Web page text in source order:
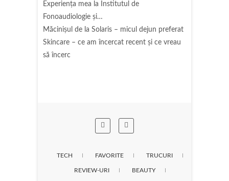
Experiența mea la Institutul de
Fonoaudiologie și…
Măcinişul de la Solaris – micul dejun preferat
Skincare – ce am încercat recent și ce vreau
să încerc
TECH FAVORITE TRUCURI
REVIEW-URI BEAUTY